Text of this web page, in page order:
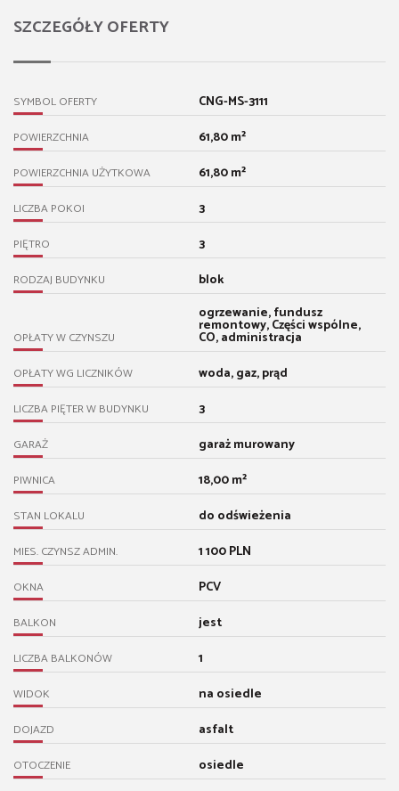
SZCZEGÓŁY OFERTY
SYMBOL OFERTY CNG-MS-3111
POWIERZCHNIA 61,80 m²
POWIERZCHNIA UŻYTKOWA 61,80 m²
LICZBA POKOI 3
PIĘTRO 3
RODZAJ BUDYNKU blok
OPŁATY W CZYNSZU
ogrzewanie, fundusz
remontowy, Części wspólne,
CO, administracja
OPŁATY WG LICZNIKÓW woda, gaz, prąd
LICZBA PIĘTER W BUDYNKU 3
GARAŻ garaż murowany
PIWNICA 18,00 m²
STAN LOKALU do odświeżenia
MIES. CZYNSZ ADMIN. 1 100 PLN
OKNA PCV
BALKON jest
LICZBA BALKONÓW 1
WIDOK na osiedle
DOJAZD asfalt
OTOCZENIE osiedle